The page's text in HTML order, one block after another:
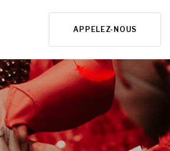
APPELEZ-NOUS